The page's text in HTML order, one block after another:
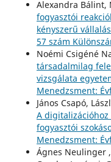
Alexandra Bálint,
fogyasztói
kényszerű
57 szám
Noémi Csigéné
társadalmilag
vizsgálata
Menedzsment:
János Csapó,
A
fogyasztói
Menedzsment:
Ágnes Neulinger